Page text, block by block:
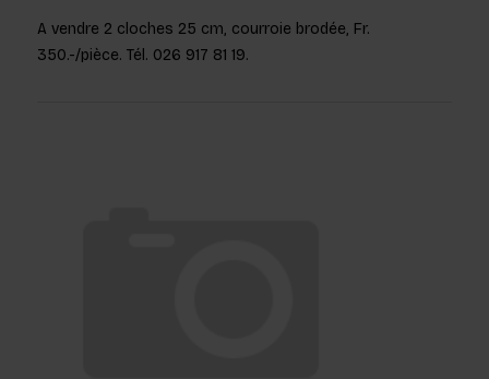
A vendre 2 cloches 25 cm, courroie brodée, Fr.
350.-/pièce. Tél. 026 917 81 19.